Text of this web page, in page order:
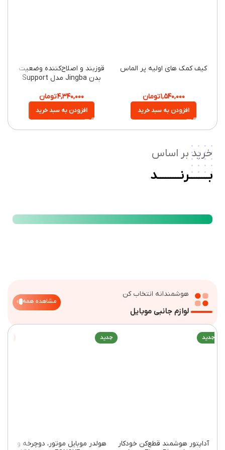
کیف کمک های اولیه پر الماس
۱,۵۴۰,۰۰۰تومان
افزودن به سبد خرید
قوزبند و اصلاح‌کننده وضعیت
بدن Jingba مدل Support
۴,۳۴۰,۰۰۰تومان
افزودن به سبد خرید
جعبه
بر اساس
هوشمندانه انتخاب کن
لوازم جانبی موبایل
مشاهده همه
آداپتور هوشمند قطع‌کن خودکار
جدید
هولدر موبایل موتور، دوچرخه و